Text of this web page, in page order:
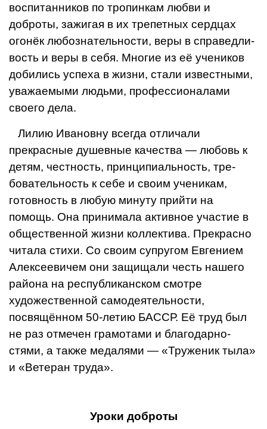
воспитанников по тропинкам любви и
доброты, зажигая в их трепетных сердцах
огонёк любо­знательности, веры в справедли­
вость и веры в себя. Многие из её учеников
доби­лись успеха в жизни, стали из­вестными,
уважаемыми людьми, профессионалами
своего дела.
Лилию Ивановну всегда отли­чали
прекрасные душевные ка­чества — любовь к
детям, чест­ность, принципиальность, тре­
бовательность к себе и своим ученикам,
готовность в любую минуту прийти на
помощь. Она принимала активное участие в
общественной жизни коллектива. Прекрасно
читала стихи. Со своим супругом Евгением
Алексее­вичем они защищали честь наше­го
района на республиканском смотре
художественной самоде­ятельности,
посвящённом 50-летию БАССР. Её труд был
не раз от­мечен грамотами и благодарно­
стями, а также медалями — «Тру­женик тыла»
и «Ветеран труда».
Уроки доброты